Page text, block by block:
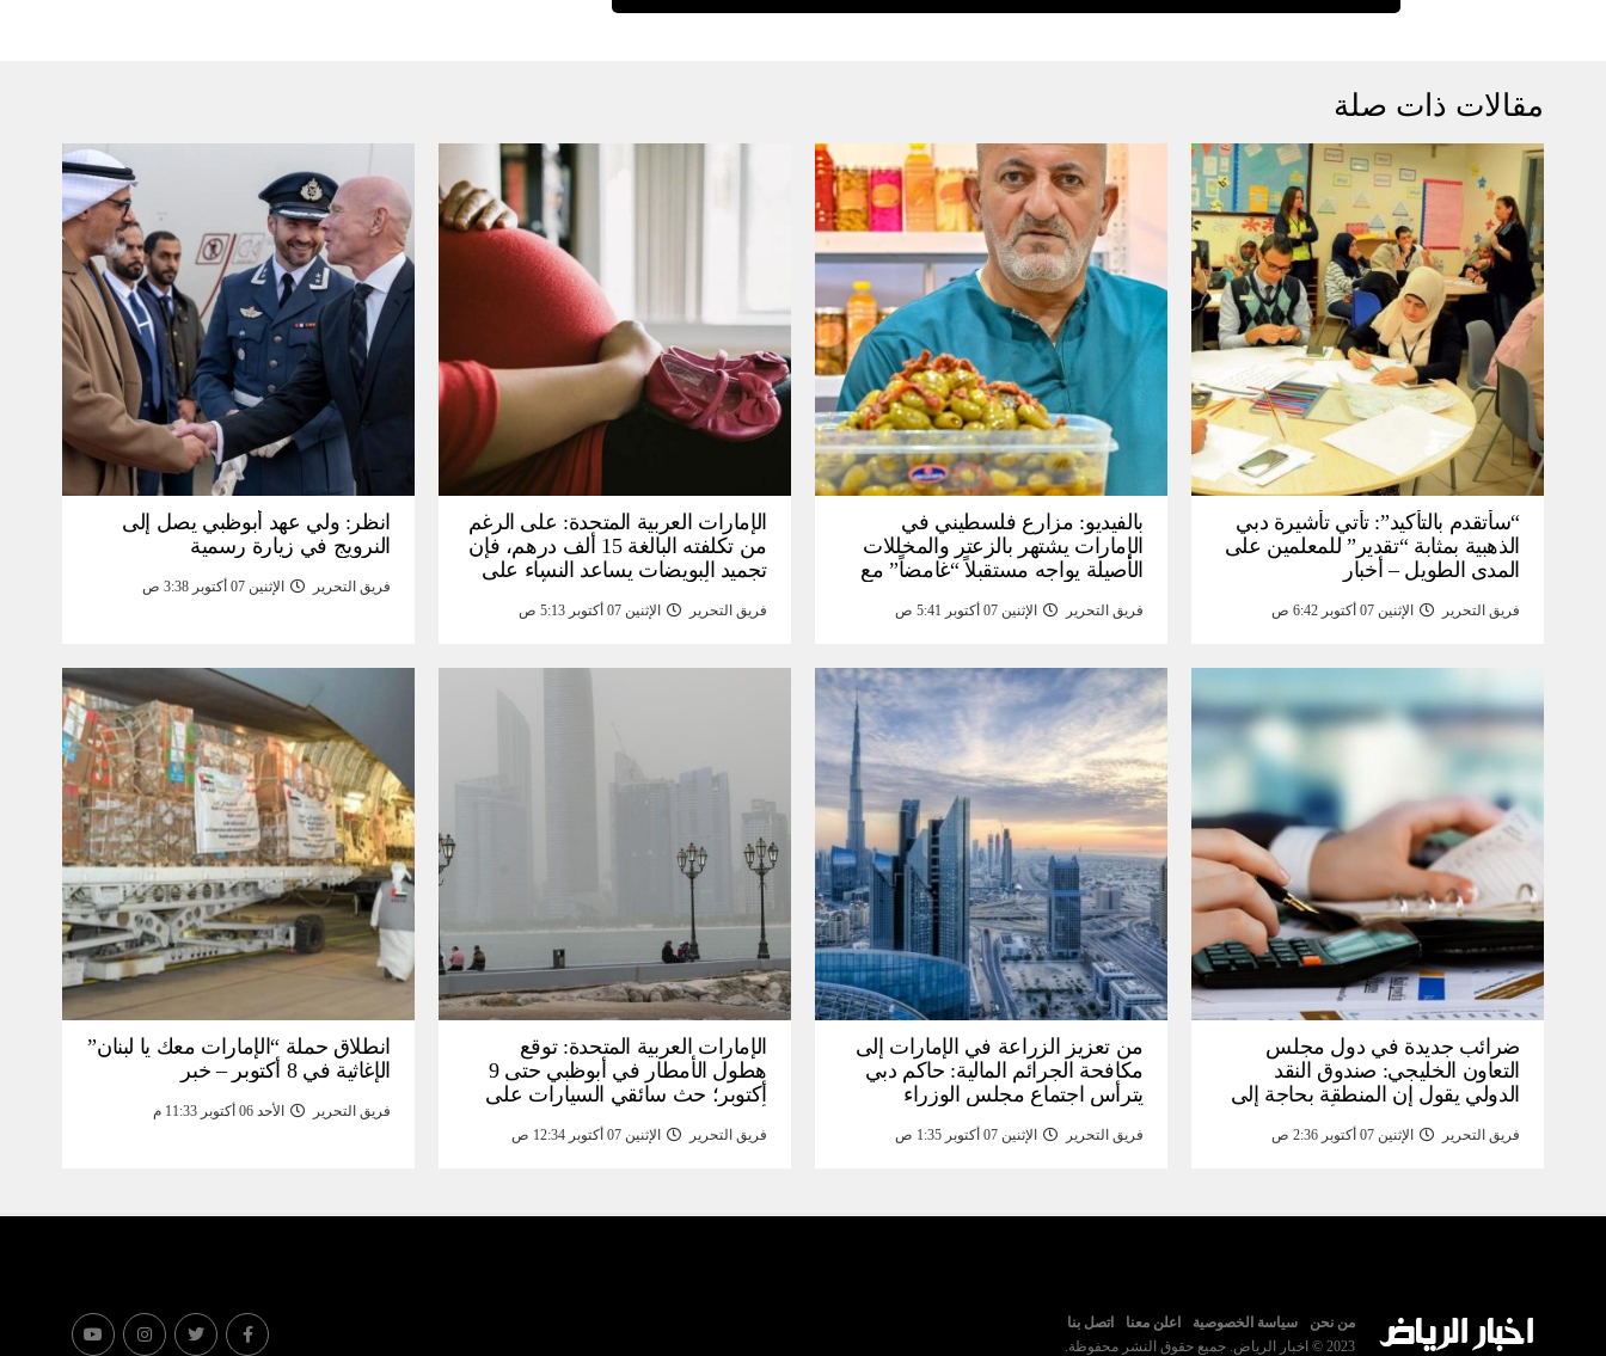
مقالات ذات صلة
“سأتقدم بالتأكيد”: تأتي تأشيرة دبي
الذهبية بمثابة “تقدير” للمعلمين على
المدى الطويل – أخبار
فريق التحرير الإثنين 07 أكتوبر 6:42 ص
بالفيديو: مزارع فلسطيني في
الإمارات يشتهر بالزعتر والمخللات
الأصيلة يواجه مستقبلاً “غامضاً” ​​مع
خبر
فريق التحرير الإثنين 07 أكتوبر 5:41 ص
الإمارات العربية المتحدة: على الرغم
من تكلفته البالغة 15 ألف درهم، فإن
تجميد البويضات يساعد النساء على
أخبار
فريق التحرير الإثنين 07 أكتوبر 5:13 ص
انظر: ولي عهد أبوظبي يصل إلى
النرويج في زيارة رسمية
فريق التحرير الإثنين 07 أكتوبر 3:38 ص
ضرائب جديدة في دول مجلس
التعاون الخليجي: صندوق النقد
الدولي يقول إن المنطقة بحاجة إلى
الشركات – أخبار
فريق التحرير الإثنين 07 أكتوبر 2:36 ص
من تعزيز الزراعة في الإمارات إلى
مكافحة الجرائم المالية: حاكم دبي
يترأس اجتماع مجلس الوزراء
فريق التحرير الإثنين 07 أكتوبر 1:35 ص
الإمارات العربية المتحدة: توقع
هطول الأمطار في أبوظبي حتى 9
أكتوبر؛ حث سائقي السيارات على
فريق التحرير الإثنين 07 أكتوبر 12:34 ص
انطلاق حملة “الإمارات معك يا لبنان”
الإغاثية في 8 أكتوبر – خبر
فريق التحرير الأحد 06 أكتوبر 11:33 م
من نحن سياسة الخصوصية اعلن معنا
اتصل بنا
2023 © اخبار الرياض. جميع حقوق النشر محفوظة.